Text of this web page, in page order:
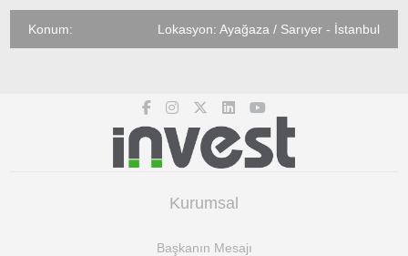
Konum: Lokasyon: Ayağaza / Sarıyer - İstanbul
Kurumsal
Başkanın Mesajı